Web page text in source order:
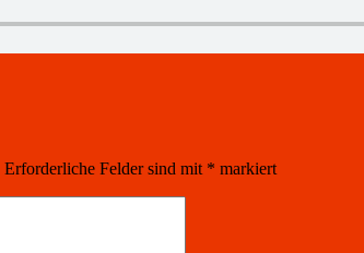
Erforderliche Felder sind mit * markiert